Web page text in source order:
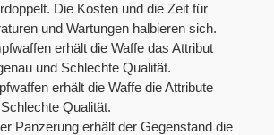
Die Kosten und die Zeit für
und Wartungen halbieren sich.
erhält die Waffe das Attribut
und Schlechte Qualität.
erhält die Waffe die Attribute
Qualität.
Panzerung erhält der Gegenstand die